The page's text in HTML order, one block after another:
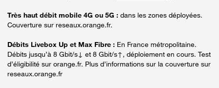
Très haut débit mobile 4G ou 5G : dans les zones déployées.
Couverture sur reseaux.orange.fr.
Débits Livebox Up et Max Fibre : En France métropolitaine.
Débits jusqu’à 8 Gbit/s↓ et 8 Gbit/s↑, déploiement en cours. Test
d’éligibilité sur orange.fr. Plus d’informations sur la couverture sur
reseaux.orange.fr